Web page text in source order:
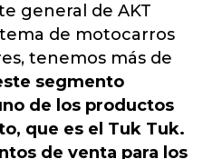
general de AKT
de motocarros
tenemos más de
segmento
de los productos
que es el Tuk Tuk.
de venta para los